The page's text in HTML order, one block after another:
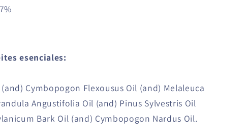
esenciales:
Cymbopogon Flexousus Oil (and) Melaleuca
Angustifolia Oil (and) Pinus Sylvestris Oil
Bark Oil (and) Cymbopogon Nardus Oil.